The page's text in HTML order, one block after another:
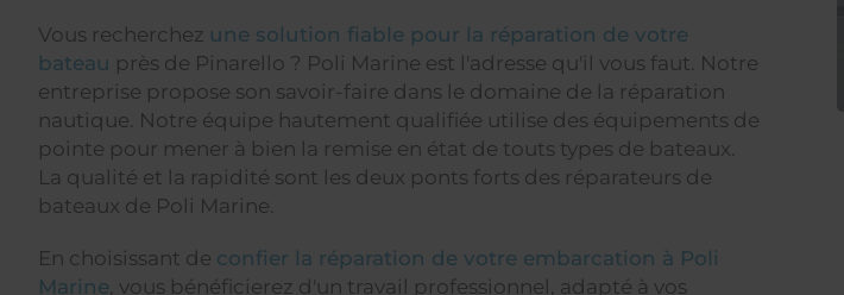
Vous recherchez une solution fiable pour la réparation de votre
bateau près de Pinarello ? Poli Marine est l'adresse qu'il vous faut. Notre
entreprise propose son savoir-faire dans le domaine de la réparation
nautique. Notre équipe hautement qualifiée utilise des équipements de
pointe pour mener à bien la remise en état de touts types de bateaux.
La qualité et la rapidité sont les deux ponts forts des réparateurs de
bateaux de Poli Marine.
En choisissant de confier la réparation de votre embarcation à Poli
Marine , vous bénéficierez d'un travail professionnel, adapté à vos